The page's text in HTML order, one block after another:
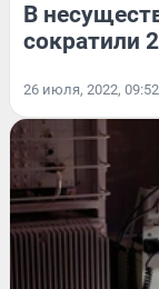
В
сократили
26 июля, 2022, 09:52